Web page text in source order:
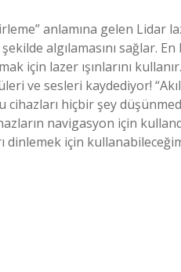
anlamına gelen Lidar
algılamasını sağlar.
için lazer ışınlarını
ve sesleri kaydediyor!
hiçbir şey
navigasyon için
dinlemek için